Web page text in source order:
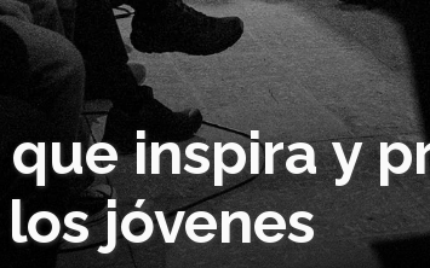
inspira y
jóvenes